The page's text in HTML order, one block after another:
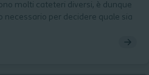
molti cateteri diversi, è dunque
per decidere quale sia